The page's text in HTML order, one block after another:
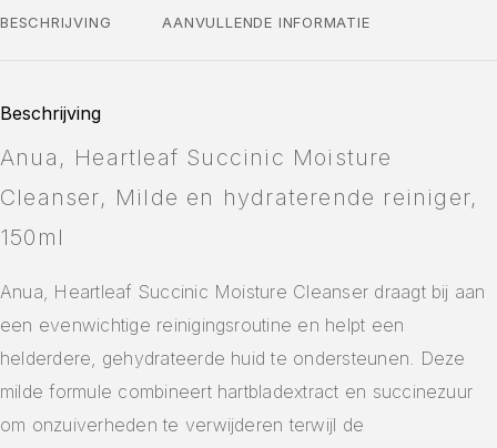
BESCHRIJVING AANVULLENDE INFORMATIE
Beschrijving
Anua, Heartleaf Succinic Moisture
Cleanser, Milde en hydraterende reiniger,
150ml
Anua, Heartleaf Succinic Moisture Cleanser draagt bij aan
een evenwichtige reinigingsroutine en helpt een
helderdere, gehydrateerde huid te ondersteunen. Deze
milde formule combineert hartbladextract en succinezuur
om onzuiverheden te verwijderen terwijl de